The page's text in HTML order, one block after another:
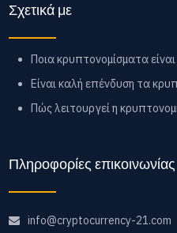
Σχετικά με
Ποια κρυπτονομίσματα
Είναι καλή επένδυση τα
Πώς λειτουργεί η
Πληροφορίες επικοινωνίας
info@cryptocurrency-21.com